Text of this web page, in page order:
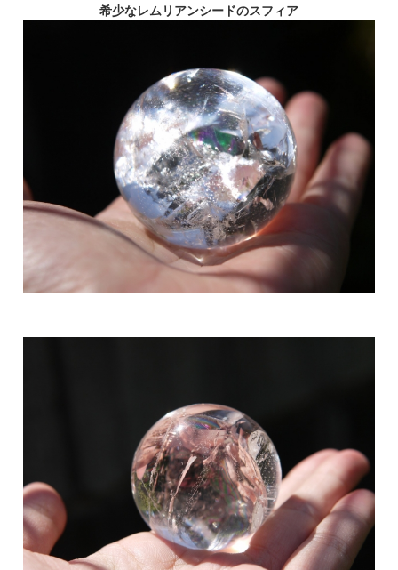
希少なレムリアンシードのスフィア